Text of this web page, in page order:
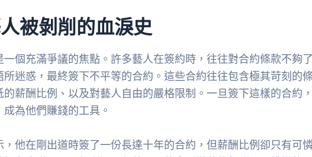
被剝削的血淚史
個充滿爭議的焦點。許多藝人在簽約時，往往對合約條款不夠
迷惑，最終簽下不平等的合約。這些合約往往包含極其苛刻的
薪酬比例、以及對藝人自由的嚴格限制。一旦簽下這樣的合約
為他們賺錢的工具。
他在剛出道時簽了一份長達十年的合約，但薪酬比例卻只有可